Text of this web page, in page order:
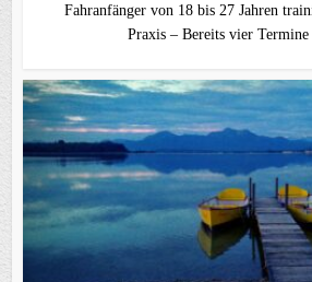
Fahranfänger von 18 bis 27 Jahren
Praxis – Bereits vier Termine